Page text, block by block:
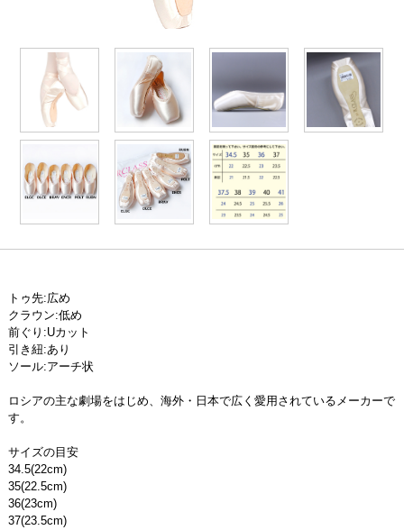
トゥ先:広め
クラウン:低め
前ぐり:Uカット
引き紐:あり
ソール:アーチ状
ロシアの主な劇場をはじめ、海外・日本で広く愛用されているメーカーで
す。
サイズの目安
34.5(22cm)
35(22.5cm)
36(23cm)
37(23.5cm)